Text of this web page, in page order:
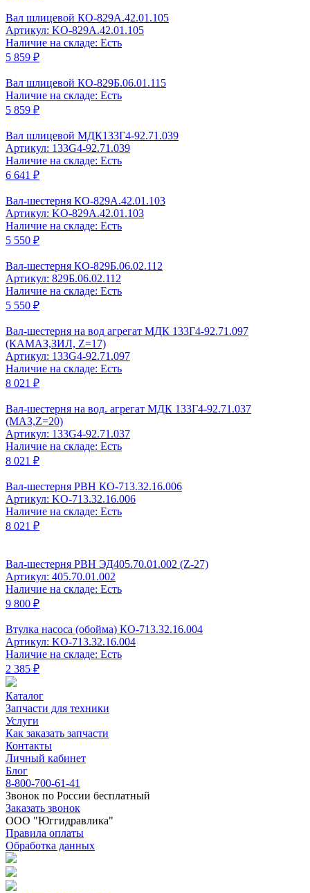
Вал шлицевой КО-829А.42.01.105
Артикул: KO-829A.42.01.105
Наличие на складе: Есть
5 859 ₽
Вал шлицевой КО-829Б.06.01.115
Наличие на складе: Есть
5 859 ₽
Вал шлицевой МДК133Г4-92.71.039
Артикул: 133G4-92.71.039
Наличие на складе: Есть
6 641 ₽
Вал-шестерня КО-829А.42.01.103
Артикул: KO-829A.42.01.103
Наличие на складе: Есть
5 550 ₽
Вал-шестерня КО-829Б.06.02.112
Артикул: 829Б.06.02.112
Наличие на складе: Есть
5 550 ₽
Вал-шестерня на вод агрегат МДК 133Г4-92.71.097
(КАМАЗ,ЗИЛ, Z=17)
Артикул: 133G4-92.71.097
Наличие на складе: Есть
8 021 ₽
Вал-шестерня на вод. агрегат МДК 133Г4-92.71.037
(МАЗ,Z=20)
Артикул: 133G4-92.71.037
Наличие на складе: Есть
8 021 ₽
Вал-шестерня РВН КО-713.32.16.006
Артикул: KO-713.32.16.006
Наличие на складе: Есть
8 021 ₽
Вал-шестерня РВН ЭД405.70.01.002 (Z-27)
Артикул: 405.70.01.002
Наличие на складе: Есть
9 800 ₽
Втулка насоса (обойма) КО-713.32.16.004
Артикул: KO-713.32.16.004
Наличие на складе: Есть
2 385 ₽
Каталог
Запчасти для техники
Услуги
Как заказать запчасти
Контакты
Личный кабинет
Блог
8-800-700-61-41
Звонок по России бесплатный
Заказать звонок
ООО "Юггидравлика"
Правила оплаты
Обработка данных